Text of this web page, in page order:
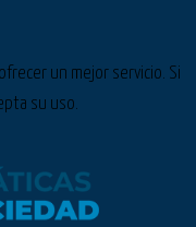
un mejor servicio. Si
su uso.